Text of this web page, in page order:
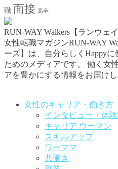
職 面接 高卒
RUN-WAY Walkers【ランウェ
女性転職マガジンRUN-WAY
ーズ】は、自分らしくHappy
ためのメディアです。
働く女
アを豊かにする情報をお届けし
女性のキャリア・働き方
インタビュー・体
キャリア ウーマン
スキルアップ
ワーママ
共働き